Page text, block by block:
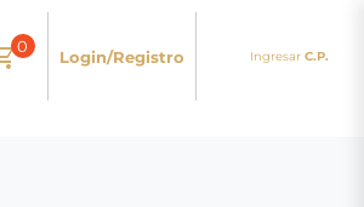
0
Login/Registro Ingresar C.P.